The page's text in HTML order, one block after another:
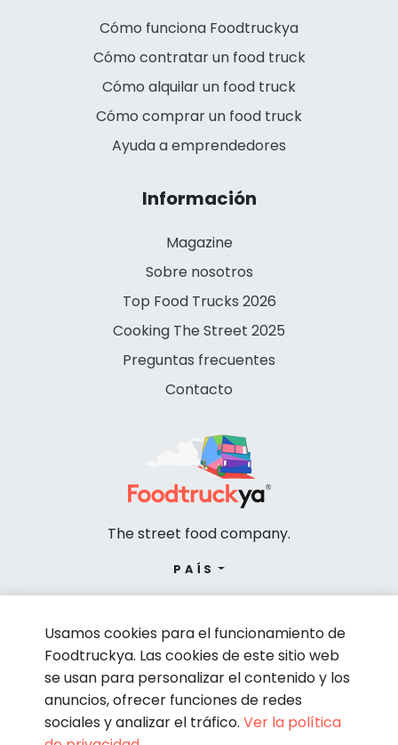
Cómo funciona Foodtruckya
Cómo contratar un food truck
Cómo alquilar un food truck
Cómo comprar un food truck
Ayuda a emprendedores
Información
Magazine
Sobre nosotros
Top Food Trucks 2026
Cooking The Street 2025
Preguntas frecuentes
Contacto
The street food company.
PAÍS
Usamos cookies para el funcionamiento de
Foodtruckya. Las cookies de este sitio web
se usan para personalizar el contenido y los
anuncios, ofrecer funciones de redes
sociales y analizar el tráfico. Ver la política